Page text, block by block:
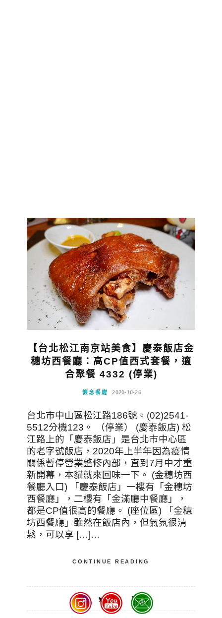
【台北松江南京站美食】慶泰飯店金
穗坊西餐廳：高CP值西式套餐，適
合聚餐 4332 (停業)
懷念餐廳 2020-10-26
台北市中山區松江路186號。(02)2541-
5512分機123。 （停業） (慶泰飯店) 松
江路上的「慶泰飯店」是台北市中心區
的老字號飯店，2020年上半年因為疫情
關係暫停營業整修內部，直到7月中才重
新開幕，本貓就來回味一下。 (金穗坊西
餐廳入口) 「慶泰飯店」一樓有「金穗坊
西餐廳」，二樓有「金滿廳中餐廳」，
都是CP值很高的餐廳。 (座位區) 「金穗
坊西餐廳」雖然在飯店內，但氣氛很清
鬆，可以享 […]…
CONTINUE READING